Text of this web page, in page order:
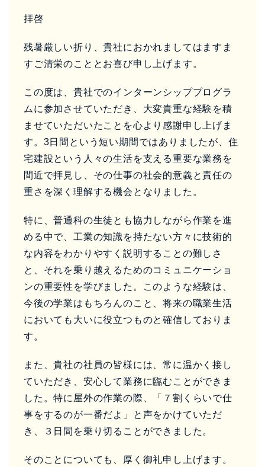
拝啓
残暑厳しい折り、貴社におかれましてはますま
すご清栄のこととお喜び申し上げます。
この度は、貴社でのインターンシッププログラ
ムに参加させていただき、大変貴重な経験を積
ませていただいたことを心より感謝申し上げま
す。3日間という短い期間ではありましたが、住
宅建設という人々の生活を支える重要な業務を
間近で拝見し、その仕事の社会的意義と責任の
重さを深く理解する機会となりました。
特に、普通科の生徒とも協力しながら作業を進
める中で、工業の知識を持たない方々に技術的
な内容をわかりやすく説明することの難しさ
と、それを乗り越えるためのコミュニケーショ
ンの重要性を学びました。このような経験は、
今後の学業はもちろんのこと、将来の職業生活
においても大いに役立つものと確信しておりま
す。
また、貴社の社員の皆様には、常に温かく接し
ていただき、安心して業務に臨むことができま
した。特に屋外の作業の際、「７割くらいで仕
事をするのが一番だよ」と声をかけていただ
き、３日間を乗り切ることができました。
そのことについても、厚く御礼申し上げます。